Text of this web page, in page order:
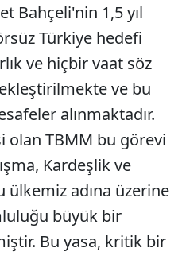
Bahçeli'nin 1,5 yıl
Türkiye hedefi
ve hiçbir vaat söz
ve bu
alınmaktadır.
olan TBMM bu görevi
Kardeşlik ve
adına üzerine
büyük bir
Bu yasa, kritik bir